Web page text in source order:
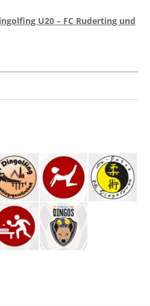
U20 – FC Ruderting und